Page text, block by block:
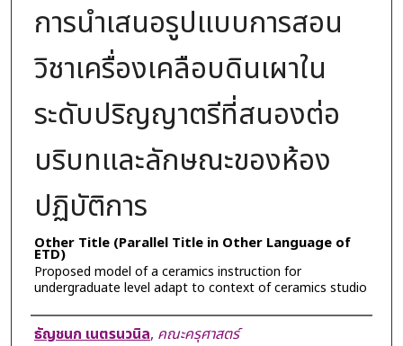
การนำเสนอรูปแบบการสอน
วิชาเครื่องเคลือบดินเผาใน
ระดับปริญญาตรีที่สนองต่อ
บริบทและลักษณะของห้อง
ปฏิบัติการ
Other Title (Parallel Title in Other Language of
ETD)
Proposed model of a ceramics instruction for
undergraduate level adapt to context of ceramics studio
Author
ธัญชนก เนตรนวนิล, คณะครุศาสตร์